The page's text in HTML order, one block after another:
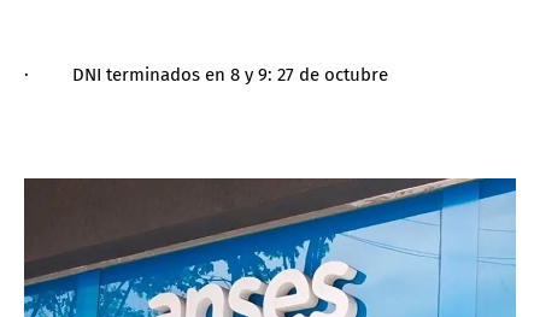
· DNI terminados en 8 y 9: 27 de octubre